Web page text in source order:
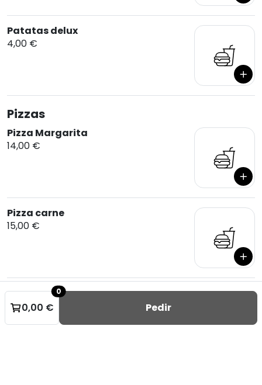
Patatas delux
4,00 €
Pizzas
Pizza Margarita
14,00 €
Pizza carne
15,00 €
0
0,00 € Pedir